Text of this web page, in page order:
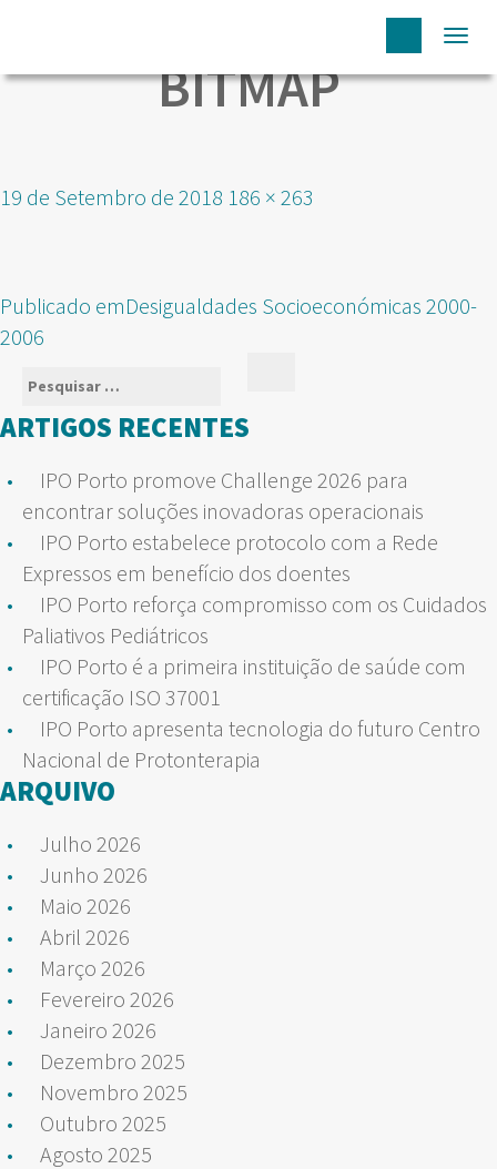
BITMAP
Publicado
19 de Setembro de 2018 Tamanho
186 × 263
NAVEGAÇÃO
DE
ARTIGOS
Publicado emDesigualdades Socioeconómicas 2000-
2006
Pesquisar
por:
ARTIGOS RECENTES
IPO Porto promove Challenge 2026 para
encontrar soluções inovadoras operacionais
IPO Porto estabelece protocolo com a Rede
Expressos em benefício dos doentes
IPO Porto reforça compromisso com os Cuidados
Paliativos Pediátricos
IPO Porto é a primeira instituição de saúde com
certificação ISO 37001
IPO Porto apresenta tecnologia do futuro Centro
Nacional de Protonterapia
ARQUIVO
Julho 2026
Junho 2026
Maio 2026
Abril 2026
Março 2026
Fevereiro 2026
Janeiro 2026
Dezembro 2025
Novembro 2025
Outubro 2025
Agosto 2025